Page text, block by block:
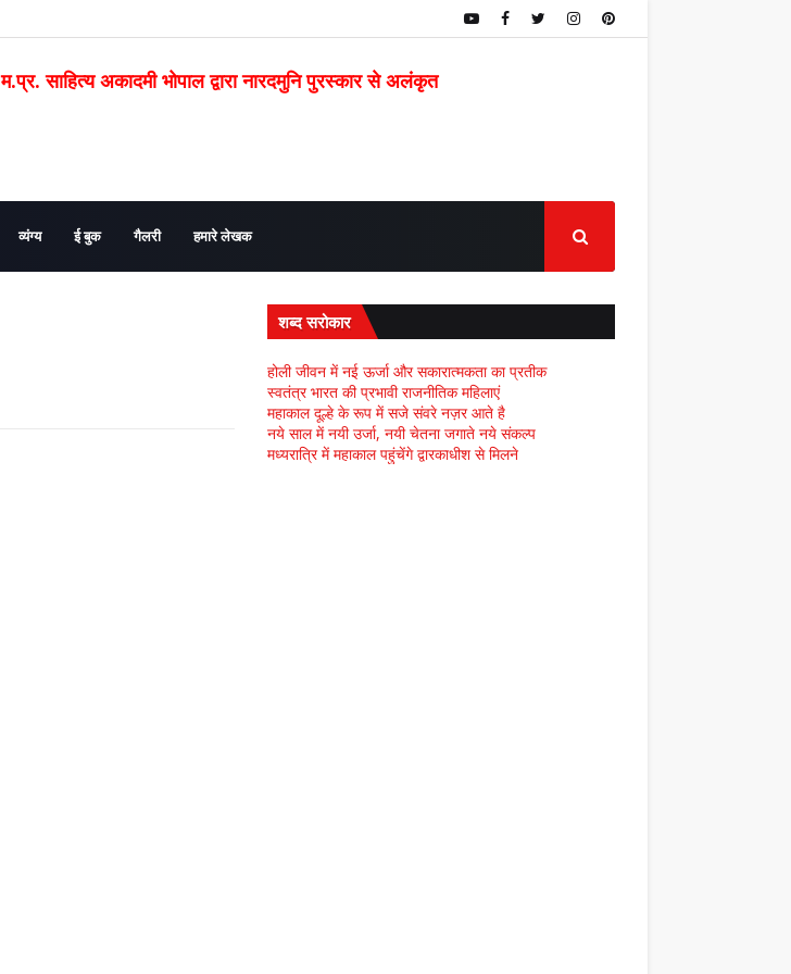
म.प्र. साहित्य अकादमी भोपाल द्वारा नारदमुनि पुरस्कार से अलंकृत
व्यंग्य ई बुक गैलरी हमारे लेखक
शब्द सरोकार
होली जीवन में नई ऊर्जा और सकारात्मकता का प्रतीक
स्वतंत्र भारत की प्रभावी राजनीतिक महिलाएं
महाकाल दूल्हे के रूप में सजे संवरे नज़र आते है
नये साल में नयी उर्जा, नयी चेतना जगाते नये संकल्प
मध्यरात्रि में महाकाल पहुंचेंगे द्वारकाधीश से मिलने